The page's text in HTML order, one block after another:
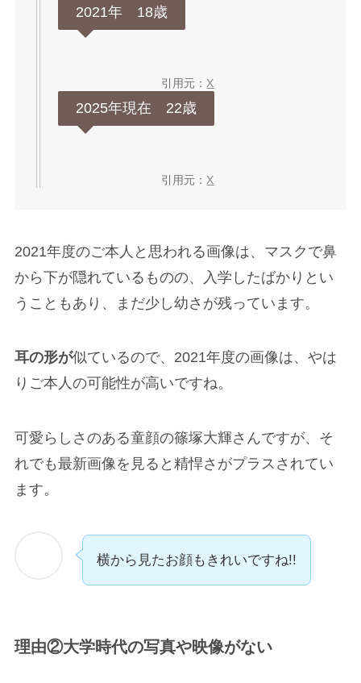
2021年 18歳
引用元：X
2025年現在 22歳
引用元： X
2021年度のご本人と思われる画像は、マスクで鼻
から下が隠れているものの、入学したばかりとい
うこともあり、まだ少し幼さが残っています。
耳の形が似ているので、2021年度の画像は、やは
りご本人の可能性が高いですね。
可愛らしさのある童顔の篠塚大輝さんですが、そ
れでも最新画像を見ると精悍さがプラスされてい
ます。
横から見たお顔もきれいですね!!
理由②大学時代の写真や映像がない